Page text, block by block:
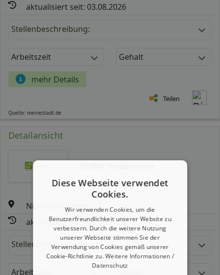
aktualisiert seit: 03.08.2026
Stellenbeschreibung:
Arbeitszeit Gehalt
mehr Details
Teilen
Quelle: meinestadt.de
Detailansicht
Niederstotzingen
aktualisiert seit: 06.08.2026
Stellenbeschreibung:
Arbeitszeit
Diese Webseite verwendet
Cookies.
Wir verwenden Cookies, um die
Benutzerfreundlichkeit unserer Website zu
verbessern. Durch die weitere Nutzung
unserer Webseite stimmen Sie der
Verwendung von Cookies gemäß unserer
Cookie-Richtlinie zu.Weitere Informationen /
Datenschutz